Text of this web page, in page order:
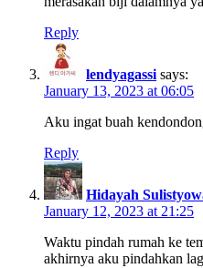
Reply
lendyagassi says:
January 13, 2023 at 06:05
Aku ingat buah
Reply
Hidayah
January 12, 2023 at 21:25
Waktu pindah rumah ke
akhirnya aku pindahkan